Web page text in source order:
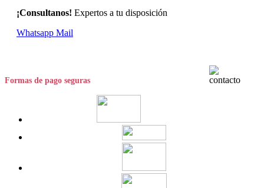
¡Consultanos! Expertos a tu disposición
Whatsapp Mail
Formas de pago seguras